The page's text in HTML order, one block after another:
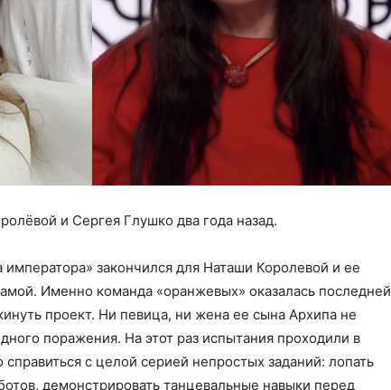
и Сергея Глушко два года назад.
закончился для Наташи Королевой и ее
Именно команда «оранжевых» оказалась последней
проект. Ни певица, ни жена ее сына Архипа не
поражения. На этот раз испытания проходили в
с целой серией непростых заданий: лопать
демонстрировать танцевальные навыки перед